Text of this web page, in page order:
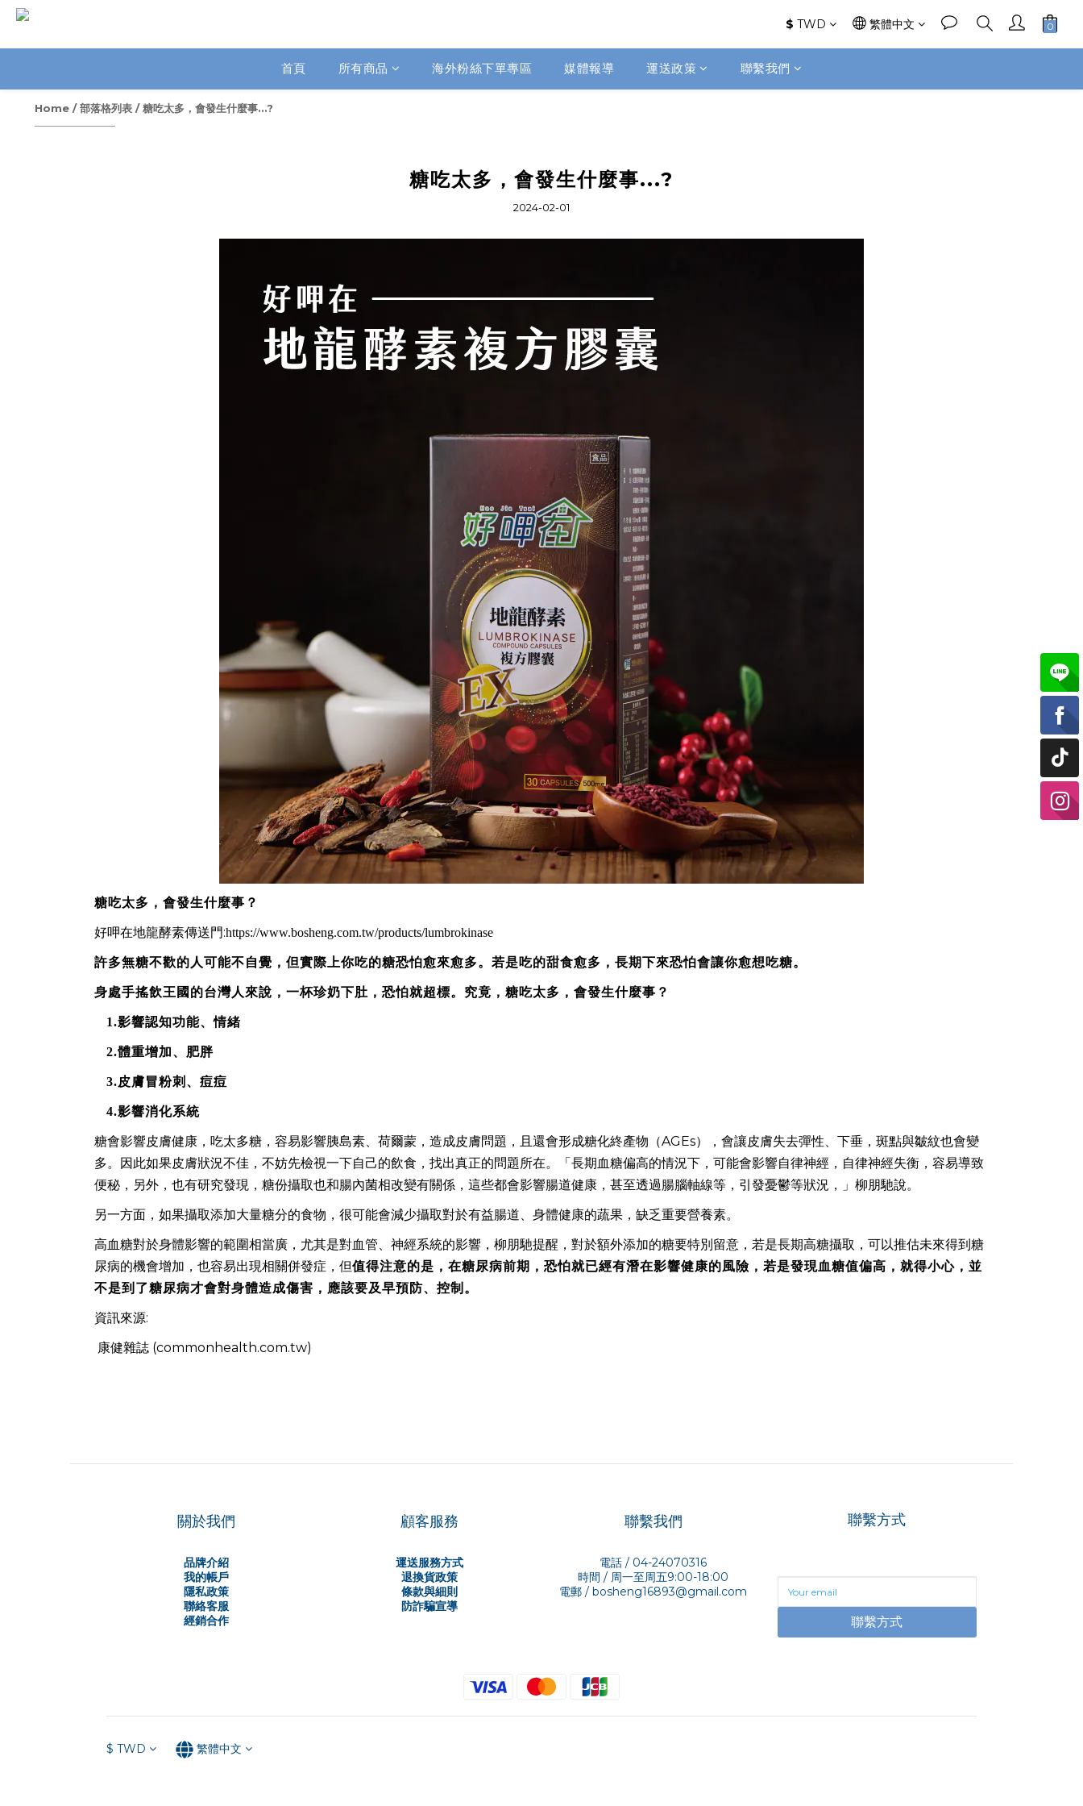
$ TWD 繁體中文
首頁 所有商品 海外粉絲下單專區 媒體報導 運送政策 聯繫我們
Home /部落格列表 /糖吃太多，會發生什麼事...?
糖吃太多，會發生什麼事...?
2024-02-01
糖吃太多，會發生什麼事？
好呷在地龍酵素傳送門:https://www.bosheng.com.tw/products/lumbrokinase
許多無糖不歡的人可能不自覺，但實際上你吃的糖恐怕愈來愈多。若是吃的甜食愈多，長期下來恐怕會讓你愈想吃糖。
身處手搖飲王國的台灣人來說，一杯珍奶下肚，恐怕就超標。究竟，糖吃太多，會發生什麼事？
1.影響認知功能、情緒
2.體重增加、肥胖
3.皮膚冒粉刺、痘痘
4.影響消化系統
糖會影響皮膚健康，吃太多糖，容易影響胰島素、荷爾蒙，造成皮膚問題，且還會形成糖化終產物（AGEs），會讓皮膚失去彈性、下垂，斑點與皺紋也會變
多。因此如果皮膚狀況不佳，不妨先檢視一下自己的飲食，找出真正的問題所在。「長期血糖偏高的情況下，可能會影響自律神經，自律神經失衡，容易導致
便秘，另外，也有研究發現，糖份攝取也和腸內菌相改變有關係，這些都會影響腸道健康，甚至透過腸腦軸線等，引發憂鬱等狀況，」柳朋馳說。
另一方面，如果攝取添加大量糖分的食物，很可能會減少攝取對於有益腸道、身體健康的蔬果，缺乏重要營養素。
高血糖對於身體影響的範圍相當廣，尤其是對血管、神經系統的影響，柳朋馳提醒，對於額外添加的糖要特別留意，若是長期高糖攝取，可以推估未來得到糖
尿病的機會增加，也容易出現相關併發症，但值得注意的是，在糖尿病前期，恐怕就已經有潛在影響健康的風險，若是發現血糖值偏高，就得小心，並
不是到了糖尿病才會對身體造成傷害，應該要及早預防、控制。
資訊來源:
康健雜誌 (commonhealth.com.tw)
關於我們
品牌介紹
我的帳戶
隱私政策
聯絡客服
經銷合作
顧客服務
運送服務方式
退換貨政策
條款與細則
防詐騙宣導
聯繫我們
電話 / 04-24070316
時間 / 周一至周五9:00-18:00
電郵 /bosheng16893@gmail.com
聯繫方式
聯繫方式
$ TWD 繁體中文